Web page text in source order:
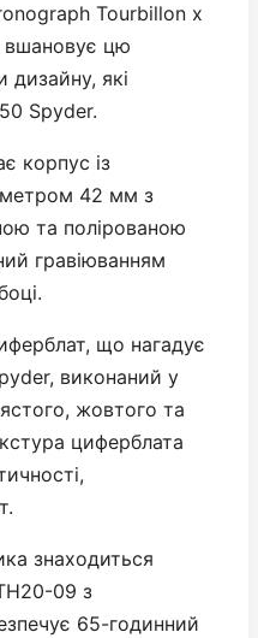
Tourbillon x
вшановує цю
які
Spyder.
корпус із
42 мм з
та полірованою
гравіюванням
що нагадує
виконаний у
жовтого та
циферблата
знаходиться
09 з
65-годинний